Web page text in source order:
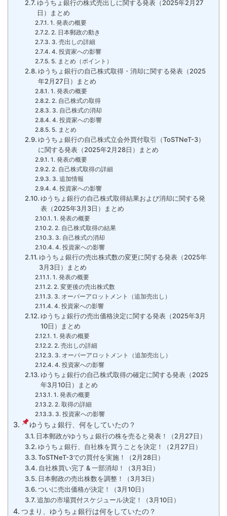
ゆうちょ銀行の株式売出しに関する発表（2025年2月27
日）まとめ
1. 発表の概要
2. 日本郵政の動き
3. 売出しの詳細
4. 投資家への影響
5. まとめ（ポイント）
ゆうちょ銀行の自己株式取得・消却に関する発表（2025
年2月27日）まとめ
1. 発表の概要
2. 自己株式の取得
3. 自己株式の消却
4. 投資家への影響
5. まとめ
ゆうちょ銀行の自己株式立会外買付取引（ToSTNeT-3）
に関する発表（2025年2月28日）まとめ
1. 発表の概要
2. 自己株式取得の詳細
3. 追加情報
4. 投資家への影響
ゆうちょ銀行の自己株式取得結果および消却に関する発
表（2025年3月3日）まとめ
1. 発表の概要
2. 自己株式取得の結果
3. 自己株式の消却
4. 投資家への影響
ゆうちょ銀行の売出株式数の変更に関する発表（2025年
3月3日）まとめ
1. 発表の概要
2. 変更後の売出株式数
3. オーバーアロットメント（追加売出し）
4. 投資家への影響
ゆうちょ銀行の売出価格決定に関する発表（2025年3月
10日）まとめ
1. 発表の概要
2. 売出しの詳細
3. オーバーアロットメント（追加売出し）
4. 投資家への影響
ゆうちょ銀行の自己株式取得の確定に関する発表（2025
年3月10日）まとめ
1. 発表の概要
2. 取得の詳細
3. 投資家への影響
ゆうちょ銀行、何をしていたの？
日本郵政がゆうちょ銀行の株を売ると発表！（2月27日）
ゆうちょ銀行、自社株を買うことを決定！（2月27日）
ToSTNeT-3での買付を実施！（2月28日）
自社株買い完了 & 一部消却！（3月3日）
日本郵政の売出株数を調整！（3月3日）
ついに売出価格が決定！（3月10日）
追加の市場買付スケジュール決定！（3月10日）
つまり、ゆうちょ銀行は何をしていたの？